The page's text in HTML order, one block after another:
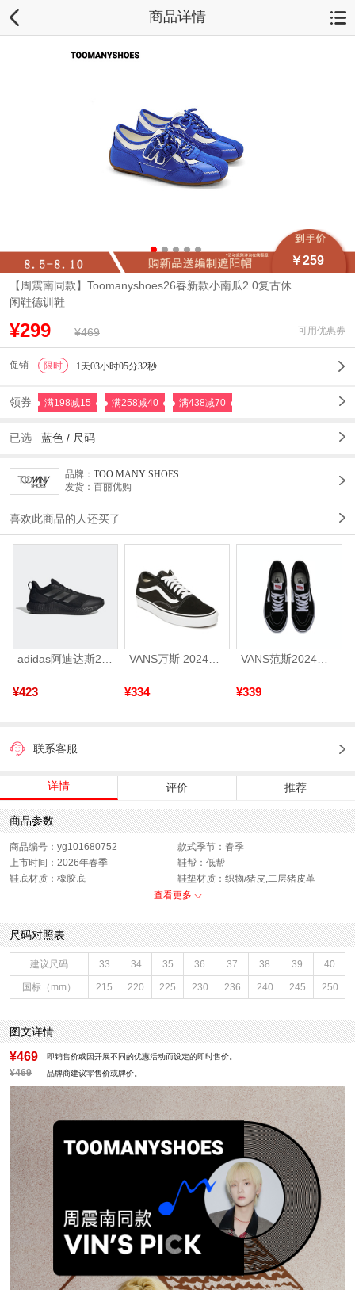
商品详情
￥259
【周震南同款】Toomanyshoes26春新款小南瓜2.0复古休
闲鞋德训鞋
¥299 ¥469 可用优惠券
促销 限时 1天03小时05分30秒
领券 满198减15 满258减40 满438减70
已选 蓝色 / 尺码
品牌： TOO MANY SHOES
发货：百丽优购
喜欢此商品的人还买了
adidas阿迪达斯2025中性edge gamedaySPW FTW-跑步GW2499
¥423
VANS万斯 2024年新款中性OldSkool帆布鞋/硫化鞋VN000D3HY28（延续款）
¥334
VANS范斯2024中性SK8-HiCL帆布鞋/硫化鞋VN000D5IB8C
¥339
联系客服
详情 评价 推荐
商品参数
商品编号：yg101680752
款式季节：春季
上市时间：2026年春季
鞋帮：低帮
鞋底材质：橡胶底
鞋垫材质：织物/猪皮,二层猪皮革
鞋头款式：圆头
闭合方式：前系带
性别：中性,女子
查看更多
尺码对照表
建议尺码 33 34 35 36 37 38 39 40
国标（mm） 215 220 225 230 236 240 245 250
图文详情
¥469 即销售价或因开展不同的优惠活动而设定的即时售价。
¥469 品牌商建议零售价或牌价。